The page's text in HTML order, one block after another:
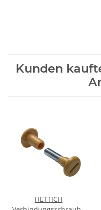
Kunden
HETTICH